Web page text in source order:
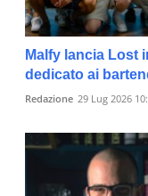
Malfy lancia Lost
dedicato ai
Redazione 29 Lug 2026